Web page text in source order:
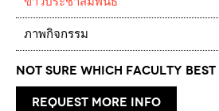
ภาพกิจกรรม
Not Sure which Faculty
request more info